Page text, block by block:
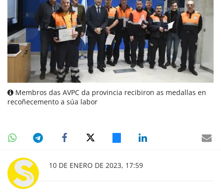
Membros das AVPC da provincia recibiron as medallas en
recoñecemento a súa labor
10 DE ENERO DE 2023, 17:59